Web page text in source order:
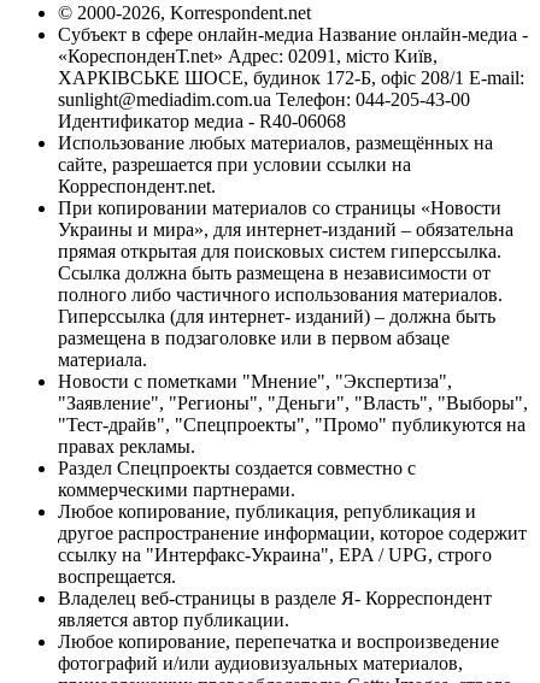
© 2000-2026, Korrespondent.net
Субъект в сфере онлайн-медиа Название онлайн-медиа -
«КореспонденТ.net» Адрес: 02091, місто Київ,
ХАРКІВСЬКЕ ШОСЕ, будинок 172-Б, офіс 208/1 E-mail:
sunlight@mediadim.com.ua Телефон: 044-205-43-00
Идентификатор медиа - R40-06068
Использование любых материалов, размещённых на
сайте, разрешается при условии ссылки на
Корреспондент.net.
При копировании материалов со страницы «Новости
Украины и мира», для интернет-изданий – обязательна
прямая открытая для поисковых систем гиперссылка.
Ссылка должна быть размещена в независимости от
полного либо частичного использования материалов.
Гиперссылка (для интернет- изданий) – должна быть
размещена в подзаголовке или в первом абзаце
материала.
Новости с пометками "Мнение", "Экспертиза",
"Заявление", "Регионы", "Деньги", "Власть", "Выборы",
"Тест-драйв", "Спецпроекты", "Промо" публикуются на
правах рекламы.
Раздел Спецпроекты создается совместно с
коммерческими партнерами.
Любое копирование, публикация, републикация и
другое распространение информации, которое содержит
ссылку на "Интерфакс-Украина", EPA / UPG, строго
воспрещается.
Владелец веб-страницы в разделе Я- Корреспондент
является автор публикации.
Любое копирование, перепечатка и воспроизведение
фотографий и/или аудиовизуальных материалов,